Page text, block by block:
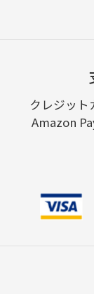
クレジット
Amazon